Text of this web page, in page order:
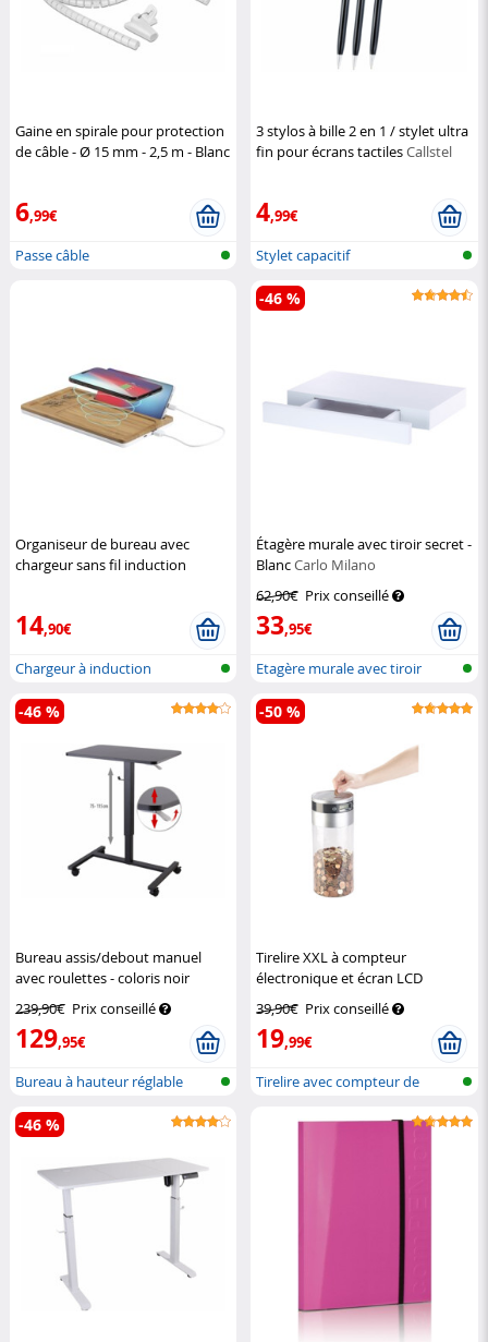
Gaine en spirale pour protection
de câble - Ø 15 mm - 2,5 m - Blanc
6,99€
Passe câble
3 stylos à bille 2 en 1 / stylet ultra
fin pour écrans tactilesCallstel
4,99€
Stylet capacitif
Organiseur de bureau avec
chargeur sans fil induction
14,90€
Chargeur à induction
compatible Qi
Étagère murale avec tiroir secret -
BlancCarlo Milano
62,90€ Prix conseillé
33,95€
-46 %
Etagère murale avec tiroir
Bureau assis/debout manuel
avec roulettes - coloris noir
239,90€ Prix conseillé
129,95€
-46 %
Bureau à hauteur réglable
hydrauliq...
Tirelire XXL à compteur
électronique et écran LCD
39,90€ Prix conseillé
19,99€
-50 %
Tirelire avec compteur de
-46 %